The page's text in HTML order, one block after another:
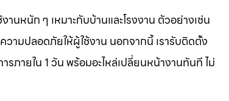
นหนัก ๆ เหมาะกับบ้านและโรงงาน ตัวอย่างเช่น
ามปลอดภัยให้ผู้ใช้งาน นอกจากนี้ เรารับติดตั้ง
ภายใน 1 วัน พร้อมอะไหล่เปลี่ยนหน้างานทันที ไม่